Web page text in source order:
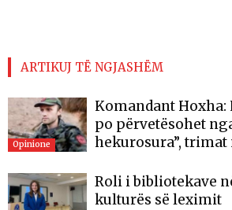
ARTIKUJ TË NGJASHËM
Opinione
Komandant Hoxha:
po përvetësohet
hekurosura”, trimat
Roli i bibliotekave
kulturës së leximit